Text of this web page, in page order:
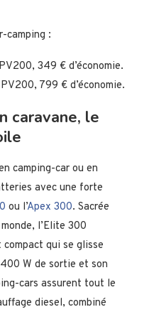
camping :
349 € d’économie.
799 € d’économie.
caravane, le
camping-car ou en
avec une forte
ou l’Apex 300. Sacrée
l’Elite 300
qui se glisse
W de sortie et son
cars assurent tout le
diesel, combiné